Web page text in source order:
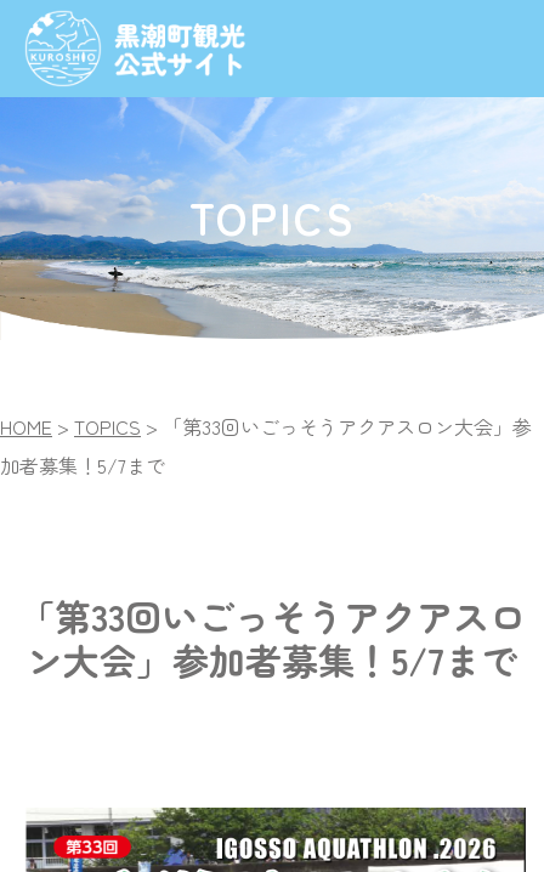
TOPICS
HOME > TOPICS >
「第33回いごっそうアクアスロン大会」参
加者募集！5/7まで
「第33回いごっそうアクアスロ
ン大会」参加者募集！5/7まで